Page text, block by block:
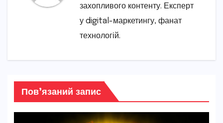
захопливого контенту. Експерт
у digital-маркетингу, фанат
технологій.
Пов’язаний запис